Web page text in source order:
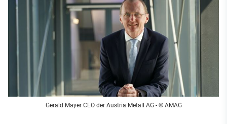
Gerald Mayer CEO der Austria Metall AG- © AMAG